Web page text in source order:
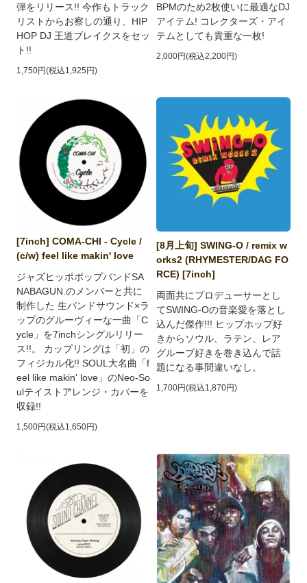
弾をリリース!! 今作もトラック
リストからお察しの通り、HIP
HOP DJ 王道ブレイクスをセッ
ト!!
1,750円(税込1,925円)
BPMのため2枚使いに最適なDJ
アイテム! コレクターズ・アイ
テムとしても貴重な一枚!
2,000円(税込2,200円)
[7inch] COMA-CHI - Cycle /
(c/w) feel like makin' love
ジャズヒッポポップバンドSA
NABAGUN.のメンバーと共に
制作した 生バンドサウンド×ラ
ップのグルーヴィーな一曲「C
ycle」を7inchシングルリリー
ス!!。 カップリングは「初」の
フィジカル化!! SOUL大名曲「f
eel like makin' love」のNeo-So
ulテイストアレンジ・カバーを
収録!!
1,500円(税込1,650円)
[8月上旬] SWING-O / remix w
orks2 (RHYMESTER/DAG FO
RCE) [7inch]
両面共にプロデューサーとし
てSWING-Oの音楽愛を落とし
込んだ傑作!!! ヒップホップ好
きからソウル、ラテン、レア
グルーブ好きを巻き込んで話
題になる事間違いなし。
1,700円(税込1,870円)